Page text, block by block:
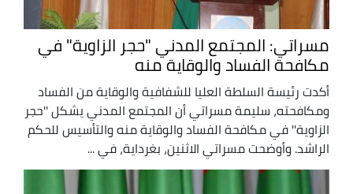
مسراتي: المجتمع المدني "حجر الزاوية" في
مكافحة الفساد والوقاية منه
أكدت رئيسة السلطة العليا للشفافية والوقاية من الفساد
ومكافحته، سليمة مسراتي أن المجتمع المدني يشكل ''حجر
الزاوية'' في مكافحة الفساد والوقاية منه والتأسيس للحكم
الراشد. وأوضحت مسراتي الاثنين، بغرداية، في ...